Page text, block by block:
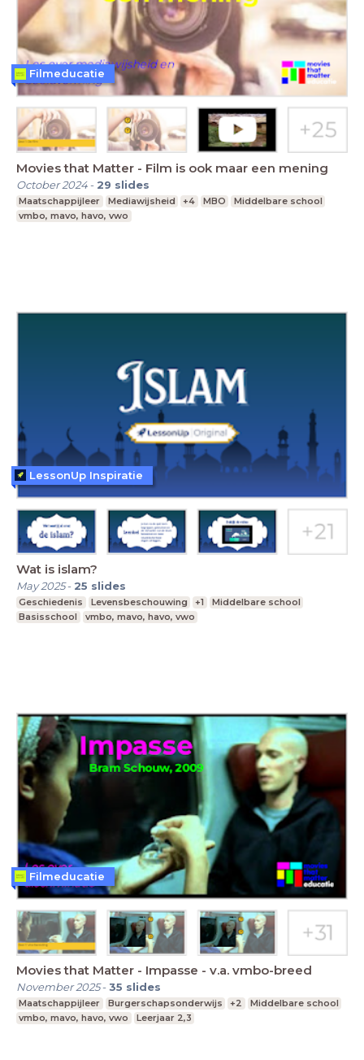
Movies that Matter - Film is ook maar een mening
October 2024- 29 slides
Maatschappijleer Mediawijsheid +4 MBO
Middelbare school
vmbo, mavo, havo, vwo
Filmeducatie
Wat is islam?
May 2025- 25 slides
Geschiedenis Levensbeschouwing +1
Middelbare school
Basisschool
vmbo, mavo, havo, vwo
LessonUp Inspiratie
Movies that Matter - Impasse - v.a. vmbo-breed
November 2025-35 slides
Maatschappijleer Burgerschapsonderwijs +2
Middelbare school
vmbo, mavo, havo, vwo
Leerjaar 2,3
Filmeducatie